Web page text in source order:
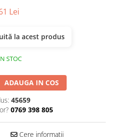
Lei
la acest produs
STOC
ADAUGA IN COS
45659
0769 398 805
Cere informatii